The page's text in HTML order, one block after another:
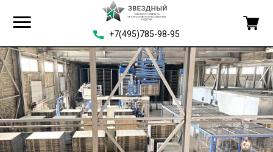
+7(495)785-98-95